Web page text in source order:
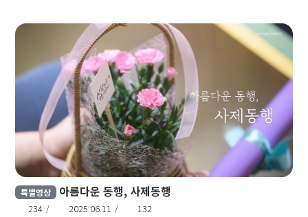
특별영상 아름다운 동행, 사제동행
234 2025.06.11 132